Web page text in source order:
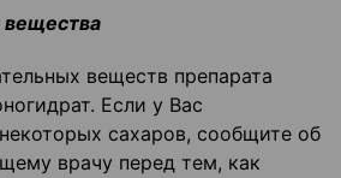
вещества
веществ препарата
Если у Вас
сахаров, сообщите об
врачу перед тем, как